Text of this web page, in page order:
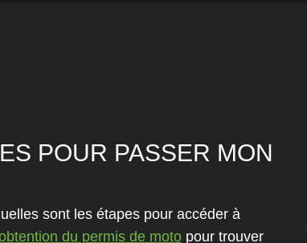
POUR PASSER MON
sont les étapes pour accéder à
du permis de motopour trouver